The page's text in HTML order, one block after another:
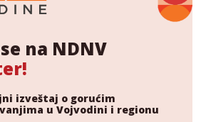
na NDNV
izveštaj o gorućim
u Vojvodini i regionu